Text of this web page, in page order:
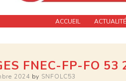
53
l'indépendance ACCUEIL
FNEC-FP-FO 53
2024 by SNFOLC53